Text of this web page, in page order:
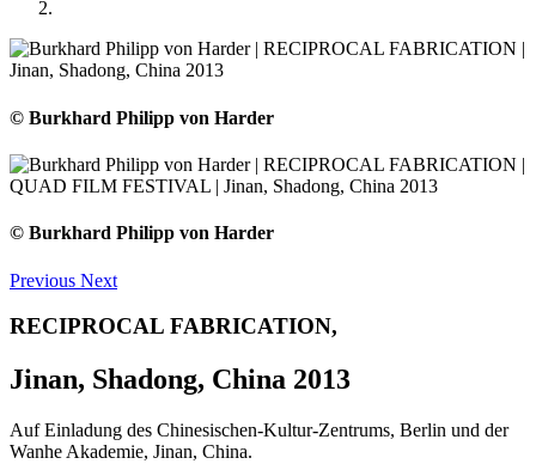
© Burkhard Philipp von Harder
© Burkhard Philipp von Harder
Previous Next
RECIPROCAL FABRICATION,
Jinan, Shadong, China 2013
Auf Einladung des Chinesischen-Kultur-Zentrums, Berlin und der
Wanhe Akademie, Jinan, China.